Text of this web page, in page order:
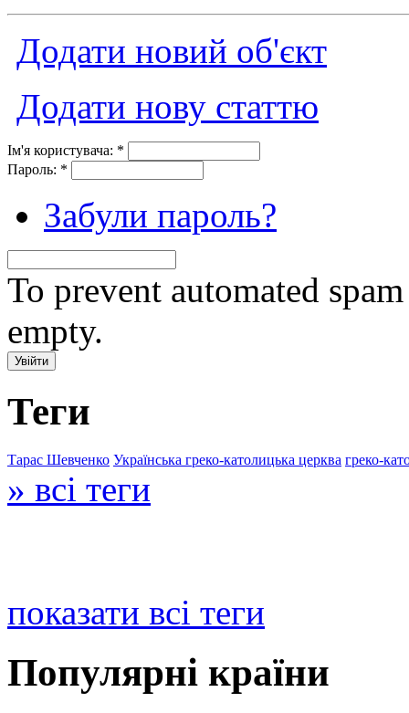
Додати новий об'єкт
Додати нову статтю
Ім'я користувача: *
Пароль: *
Забули пароль?
To prevent automated
empty.
Теги
Тарас Шевченко Українська греко-католицька церква греко-
» всі теги
показати всі теги
Популярні країни